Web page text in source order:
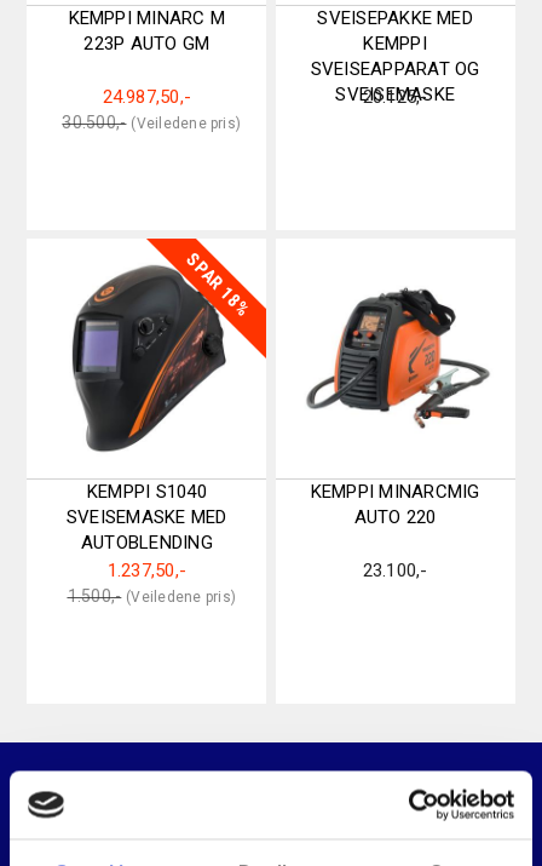
KEMPPI MINARC M
223P AUTO GM
30.500,-
Original
24.987,50,-
Current
SVEISEPAKKE MED
KEMPPI
SVEISEAPPARAT OG
SVEISEMASKE
20.125,-
SPAR 18%
KEMPPI S1040
SVEISEMASKE MED
AUTOBLENDING
1.500,-
Original
1.237,50,-
Current
KEMPPI MINARCMIG
AUTO 220
23.100,-